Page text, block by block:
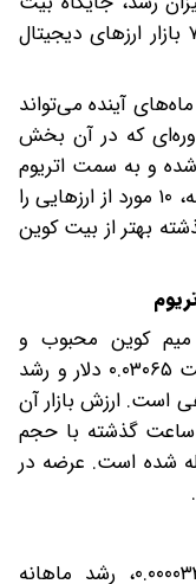
کوین از نظر افزایش قیمت را در رده ۷۵ بازار ارزهای دیجیتال
آینده می‌تواند
که در آن بخش
و به سمت اتریوم
و دیگر آلت‌کوین‌ها روانه می‌شود. در ادامه، ۱۰ مورد از ارزهایی را
بهتر از بیت کوین
توکن پاجی پنگوئن با نماد PENGU میم کوین محبوب و
نوظهوری است که در حال حاضر با قیمت ۰.۰۳۰۶۵ دلار و رشد
است. ارزش بازار آن
نزدیک به ۱.۹ میلیارد دلار بوده و در ۲۴ ساعت گذشته با حجم
دلار معامله شده است. عرضه در
ارز بونک با نماد BONK با قیمت ۰.۰۰۰۰۳۳، رشد ماهانه